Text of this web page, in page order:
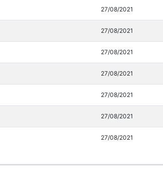
27/08/2021
27/08/2021
27/08/2021
27/08/2021
27/08/2021
27/08/2021
27/08/2021